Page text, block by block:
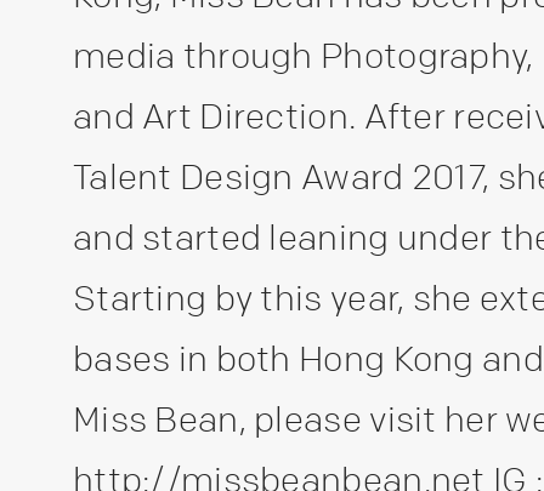
media through
and Art Direction. After
Talent Design Award 2017,
and started leaning under
Starting by this year, she
bases in both Hong Kong
Miss Bean, please visit her
http://missbeanbean.net IG